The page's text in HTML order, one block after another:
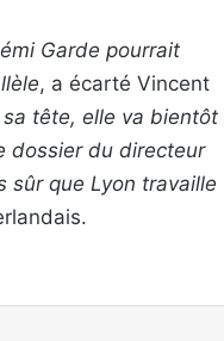
Garde pourrait
, a écarté Vincent
sa tête, elle va bientôt
dossier du directeur
sûr que Lyon travaille